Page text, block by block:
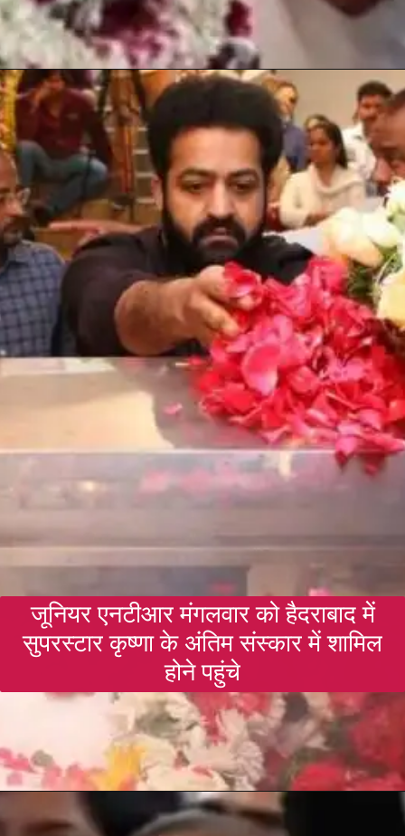
Opening https://gazetapost.com/salman-khan-charge-rs-1000-crore-for-hosting-bigg-boss-16/57822/
जूनियर एनटीआर मंगलवार को हैदराबाद में
सुपरस्टार कृष्णा के अंतिम संस्कार में शामिल
होने पहुंचे
Opening